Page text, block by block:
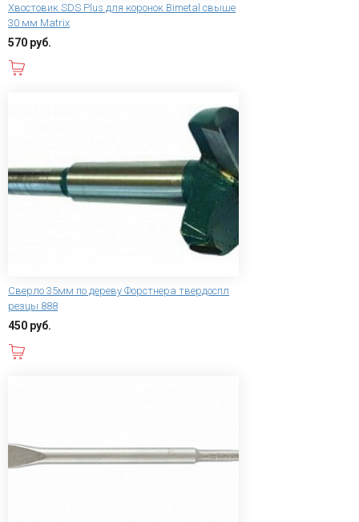
Хвостовик SDS Plus для коронок Bimetal свыше
30 мм Matrix
570 руб.
Сверло 35мм по дереву Форстнера твердоспл
резцы 888
450 руб.